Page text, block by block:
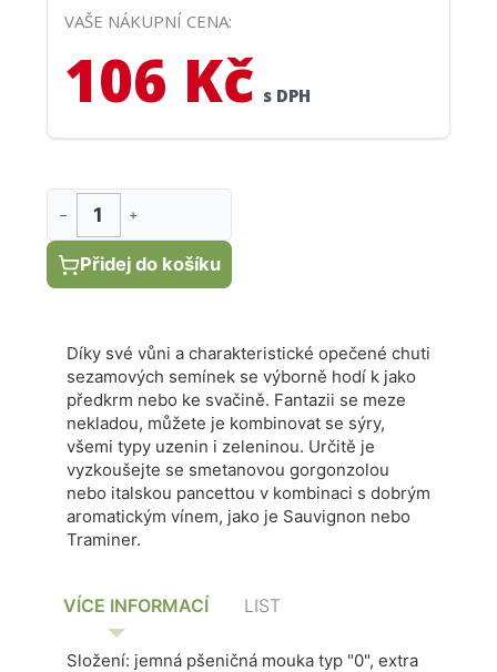
Sauvignon nebo Traminer.
VAŠE NÁKUPNÍ CENA:
106 Kč s DPH
− +
Přidej do košíku
Díky své vůni a charakteristické opečené chuti
sezamových semínek se výborně hodí k jako
předkrm nebo ke svačině. Fantazii se meze
nekladou, můžete je kombinovat se sýry,
všemi typy uzenin i zeleninou. Určitě je
vyzkoušejte se smetanovou gorgonzolou
nebo italskou pancettou v kombinaci s dobrým
aromatickým vínem, jako je Sauvignon nebo
Traminer.
VÍCE INFORMACÍ LIST
Složení: jemná pšeničná mouka typ "0", extra